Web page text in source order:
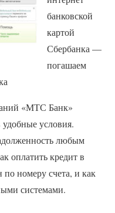
банковской
картой
Сбербанка —
погашаем
«МТС Банк»
удобные условия.
любым
оплатить кредит в
номеру счета, и как
системами.